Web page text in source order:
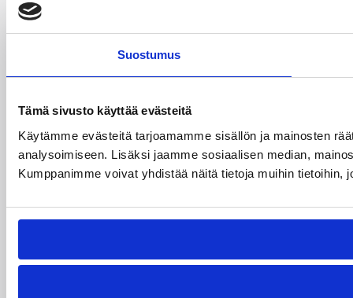
Suostumus
Tämä sivusto käyttää evästeitä
Käytämme evästeitä tarjoamamme sisällön ja mainosten
analysoimiseen. Lisäksi jaamme sosiaalisen median,
Kumppanimme voivat yhdistää näitä tietoja muihin tietoihin,